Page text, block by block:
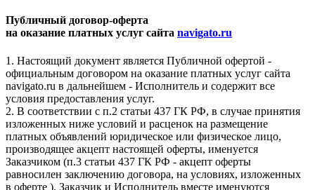
Публичный договор-оферта
на оказание платных услуг сайта navigato.ru
1. Настоящий документ является Публичной офертой -
официальным договором на оказание платных услуг сайта
navigato.ru в дальнейшем - Исполнитель и содержит все
условия предоставления услуг.
2. В соответствии с п.2 статьи 437 ГК РФ, в случае принятия
изложенных ниже условий и расценок на размещение
платных объявлений юридическое или физическое лицо,
производящее акцепт настоящей оферты, именуется
Заказчиком (п.3 статьи 437 ГК РФ - акцепт оферты
равносилен заключению договора, на условиях, изложенных
в оферте ). Заказчик и Исполнитель вместе именуются